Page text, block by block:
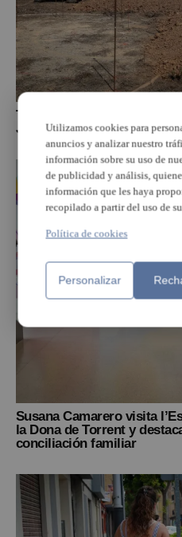
Torrent inicia les obres del
Jutge
Susana Camarero visita
la Dona de Torrent y
conciliación familiar
Utilizamos cookies para
anuncios y analizar nuestro
información sobre su uso de
de publicidad y análisis,
información que les haya
recopilado a partir del uso de
Política de cookies
Personalizar